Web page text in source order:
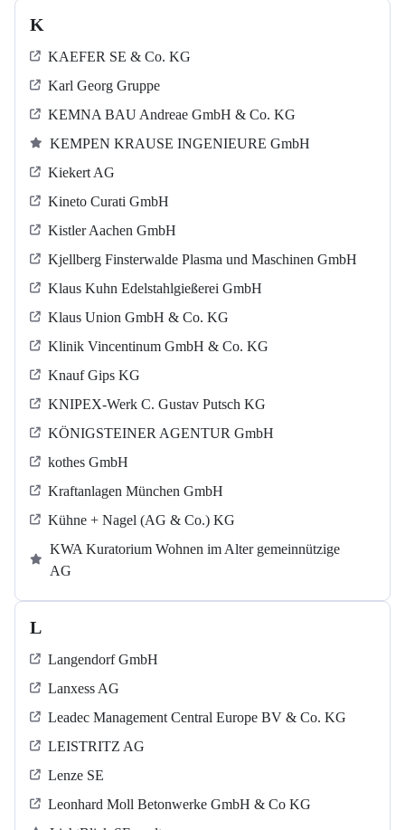
K
KAEFER SE & Co. KG
Karl Georg Gruppe
KEMNA BAU Andreae GmbH & Co. KG
KEMPEN KRAUSE INGENIEURE GmbH
Kiekert AG
Kineto Curati GmbH
Kistler Aachen GmbH
Kjellberg Finsterwalde Plasma und Maschinen GmbH
Klaus Kuhn Edelstahlgießerei GmbH
Klaus Union GmbH & Co. KG
Klinik Vincentinum GmbH & Co. KG
Knauf Gips KG
KNIPEX-Werk C. Gustav Putsch KG
KÖNIGSTEINER AGENTUR GmbH
kothes GmbH
Kraftanlagen München GmbH
Kühne + Nagel (AG & Co.) KG
KWA Kuratorium Wohnen im Alter gemeinnützige
AG
L
Langendorf GmbH
Lanxess AG
Leadec Management Central Europe BV & Co. KG
LEISTRITZ AG
Lenze SE
Leonhard Moll Betonwerke GmbH & Co KG